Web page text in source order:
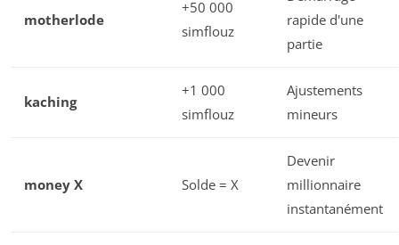
motherlode
+50 000
simflouz
rapide d'une
partie
kaching
+1 000
simflouz
Ajustements
mineurs
money X Solde = X
Devenir
millionnaire
instantanément